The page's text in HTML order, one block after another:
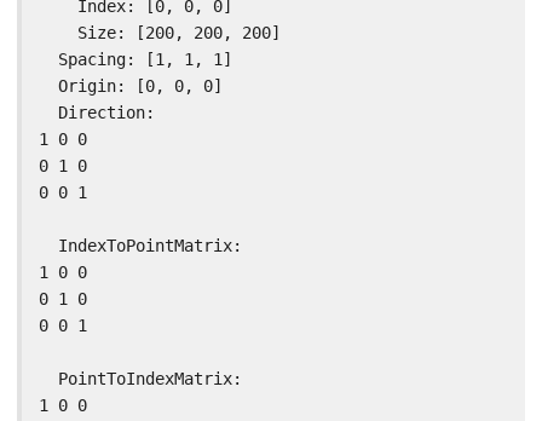
    Index: [0, 0, 0]
    Size: [200, 200, 200]
  Spacing: [1, 1, 1]
  Origin: [0, 0, 0]
  Direction:
1 0 0
0 1 0
0 0 1
  IndexToPointMatrix:
1 0 0
0 1 0
0 0 1
  PointToIndexMatrix:
1 0 0